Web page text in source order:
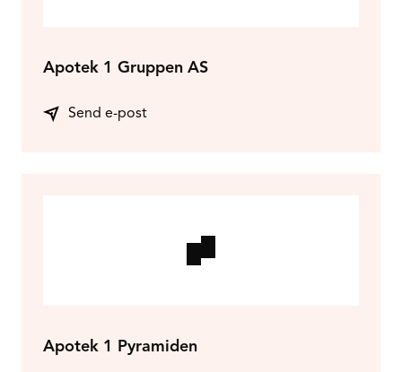
Apotek 1 Gruppen AS
Send e-post
Apotek 1 Pyramiden